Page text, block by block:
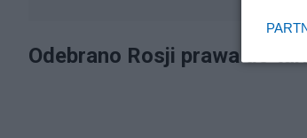
Odebrano Rosji prawa do